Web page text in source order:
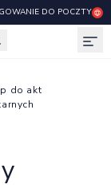
DO POCZTY
do akt